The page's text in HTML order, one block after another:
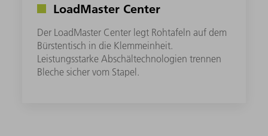
LoadMaster Center
Der LoadMaster Center legt Rohtafeln auf dem
Bürstentisch in die Klemmeinheit.
Leistungsstarke Abschältechnologien trennen
Bleche sicher vom Stapel.